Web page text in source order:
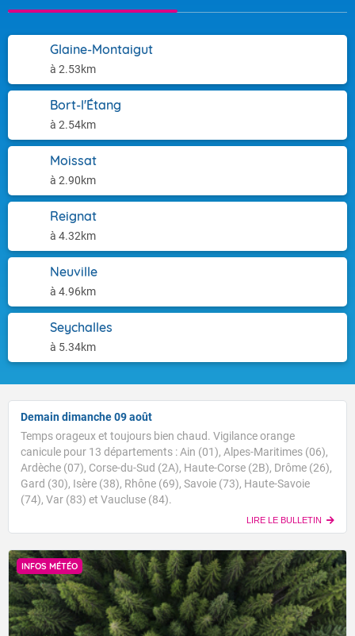
Glaine-Montaigut
à 2.53km
Bort-l'Étang
à 2.54km
Moissat
à 2.90km
Reignat
à 4.32km
Neuville
à 4.96km
Seychalles
à 5.34km
Demain dimanche 09 août
Temps orageux et toujours bien chaud. Vigilance orange
canicule pour 13 départements : Ain (01), Alpes-Maritimes (06),
Ardèche (07), Corse-du-Sud (2A), Haute-Corse (2B), Drôme (26),
Gard (30), Isère (38), Rhône (69), Savoie (73), Haute-Savoie
(74), Var (83) et Vaucluse (84).
LIRE LE BULLETIN
INFOS MÉTÉO